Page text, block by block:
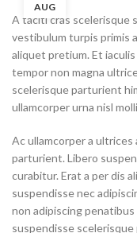
AUG
A taciti cras scelerisque
vestibulum turpis primis
aliquet pretium. Et
tempor non magna
scelerisque parturient
ullamcorper urna nisl
Ac ullamcorper a ultrices
parturient. Libero
curabitur. Erat a per dis
suspendisse nec
non adipiscing
suspendisse